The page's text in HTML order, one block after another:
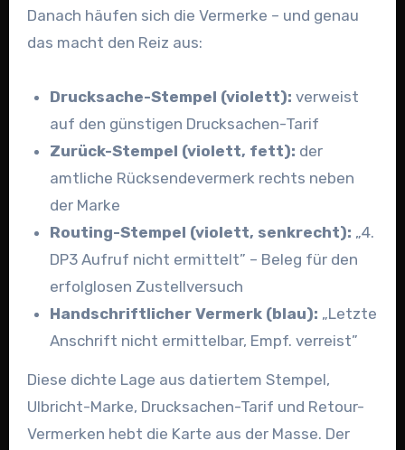
Danach häufen sich die Vermerke – und genau
das macht den Reiz aus:
Drucksache-Stempel (violett): verweist
auf den günstigen Drucksachen-Tarif
Zurück-Stempel (violett, fett): der
amtliche Rücksendevermerk rechts neben
der Marke
Routing-Stempel (violett, senkrecht): „4.
DP3 Aufruf nicht ermittelt” – Beleg für den
erfolglosen Zustellversuch
Handschriftlicher Vermerk (blau): „Letzte
Anschrift nicht ermittelbar, Empf. verreist”
Diese dichte Lage aus datiertem Stempel,
Ulbricht-Marke, Drucksachen-Tarif und Retour-
Vermerken hebt die Karte aus der Masse. Der